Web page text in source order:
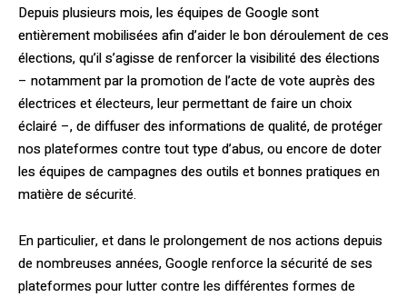
Depuis plusieurs mois, les équipes de Google sont
entièrement mobilisées afin d’aider le bon déroulement de ces
élections, qu’il s’agisse de renforcer la visibilité des élections
– notamment par la promotion de l’acte de vote auprès des
électrices et électeurs, leur permettant de faire un choix
éclairé –, de diffuser des informations de qualité, de protéger
nos plateformes contre tout type d’abus, ou encore de doter
les équipes de campagnes des outils et bonnes pratiques en
matière de sécurité.
En particulier, et dans le prolongement de nos actions depuis
de nombreuses années, Google renforce la sécurité de ses
plateformes pour lutter contre les différentes formes de